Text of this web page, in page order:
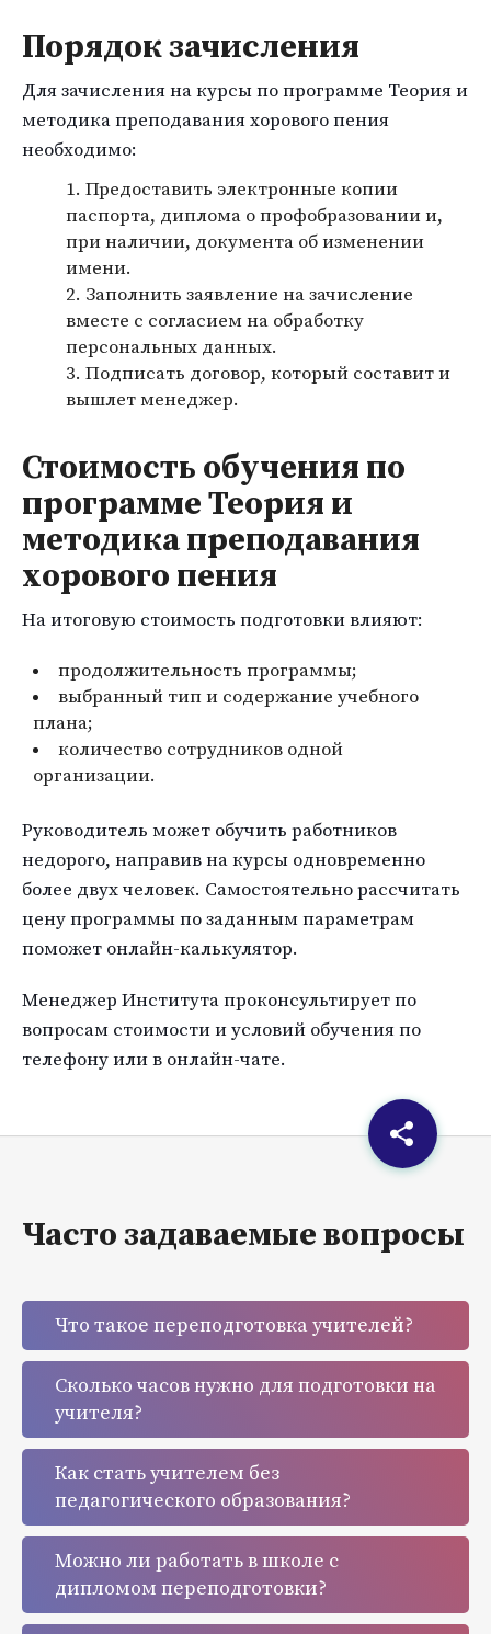
Порядок зачисления
Для зачисления на курсы по программе Теория и
методика преподавания хорового пения
необходимо:
Предоставить электронные копии
паспорта, диплома о профобразовании и,
при наличии, документа об изменении
имени.
Заполнить заявление на зачисление
вместе с согласием на обработку
персональных данных.
Подписать договор, который составит и
вышлет менеджер.
Стоимость обучения по
программе Теория и
методика преподавания
хорового пения
На итоговую стоимость подготовки влияют:
продолжительность программы;
выбранный тип и содержание учебного
плана;
количество сотрудников одной
организации.
Руководитель может обучить работников
недорого, направив на курсы одновременно
более двух человек. Самостоятельно рассчитать
цену программы по заданным параметрам
поможет онлайн-калькулятор.
Менеджер Института проконсультирует по
вопросам стоимости и условий обучения по
телефону или в онлайн-чате.
Часто задаваемые вопросы
Что такое переподготовка учителей?
Сколько часов нужно для подготовки на
учителя?
Как стать учителем без
педагогического образования?
Можно ли работать в школе с
дипломом переподготовки?